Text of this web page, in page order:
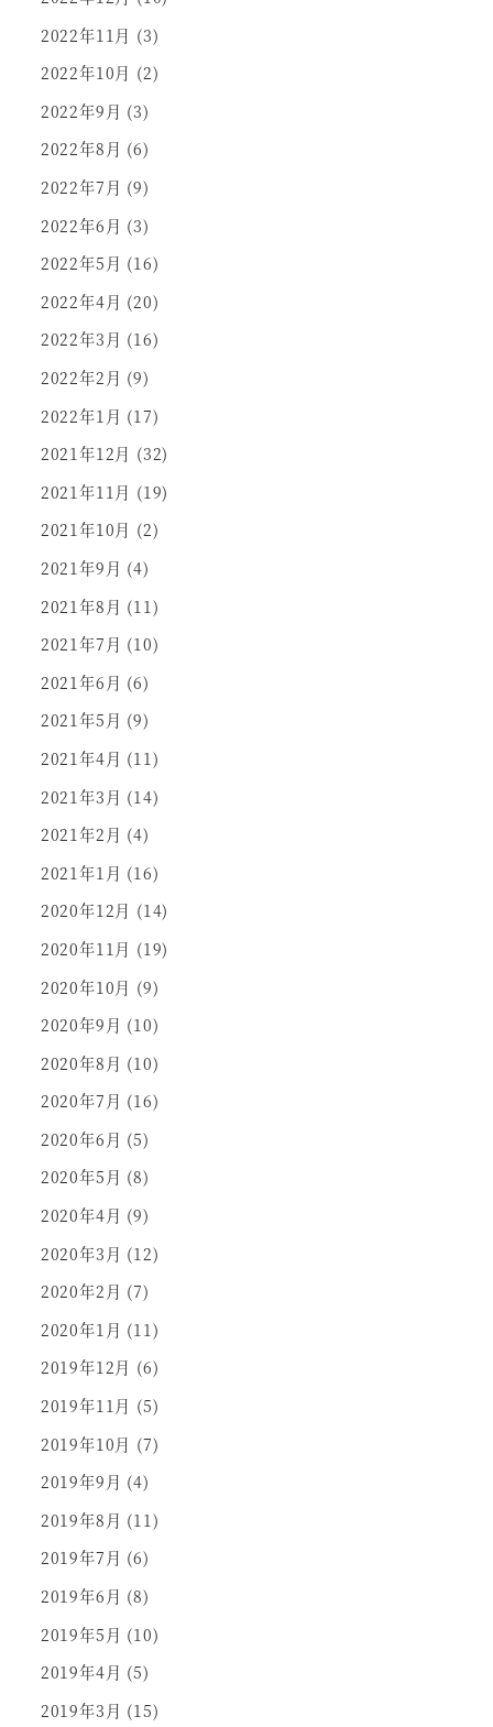
2022年11月 (3)
2022年10月 (2)
2022年9月 (3)
2022年8月 (6)
2022年7月 (9)
2022年6月 (3)
2022年5月 (16)
2022年4月 (20)
2022年3月 (16)
2022年2月 (9)
2022年1月 (17)
2021年12月 (32)
2021年11月 (19)
2021年10月 (2)
2021年9月 (4)
2021年8月 (11)
2021年7月 (10)
2021年6月 (6)
2021年5月 (9)
2021年4月 (11)
2021年3月 (14)
2021年2月 (4)
2021年1月 (16)
2020年12月 (14)
2020年11月 (19)
2020年10月 (9)
2020年9月 (10)
2020年8月 (10)
2020年7月 (16)
2020年6月 (5)
2020年5月 (8)
2020年4月 (9)
2020年3月 (12)
2020年2月 (7)
2020年1月 (11)
2019年12月 (6)
2019年11月 (5)
2019年10月 (7)
2019年9月 (4)
2019年8月 (11)
2019年7月 (6)
2019年6月 (8)
2019年5月 (10)
2019年4月 (5)
2019年3月 (15)